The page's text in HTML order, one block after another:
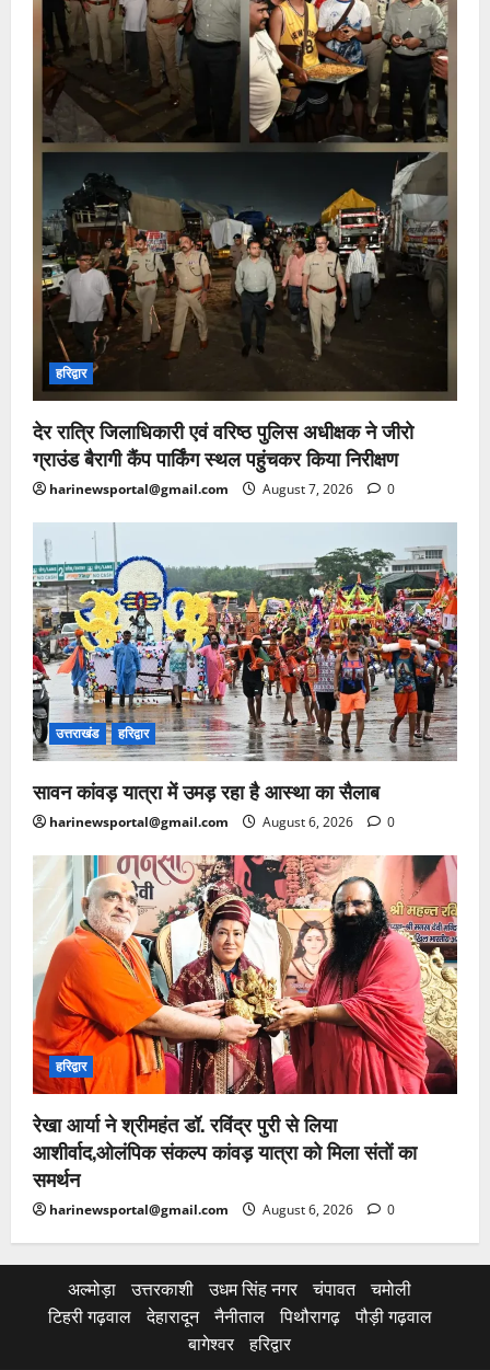
हरिद्वार
देर रात्रि जिलाधिकारी एवं वरिष्ठ पुलिस अधीक्षक ने जीरो
ग्राउंड बैरागी कैंप पार्किंग स्थल पहुंचकर किया निरीक्षण
harinewsportal@gmail.com August 7, 2026 0
उत्तराखंड हरिद्वार
सावन कांवड़ यात्रा में उमड़ रहा है आस्था का सैलाब
harinewsportal@gmail.com August 6, 2026 0
हरिद्वार
रेखा आर्या ने श्रीमहंत डॉ. रविंद्र पुरी से लिया
आशीर्वाद,ओलंपिक संकल्प कांवड़ यात्रा को मिला संतों का
समर्थन
harinewsportal@gmail.com August 6, 2026 0
अल्मोड़ा उत्तरकाशी उधम सिंह नगर चंपावत
चमोली
टिहरी गढ़वाल
देहारादून नैनीताल पिथौरागढ़
पौड़ी गढ़वाल
बागेश्वर
हरिद्वार